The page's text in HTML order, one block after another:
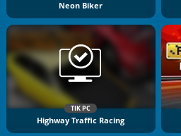
Neon Biker
TIK PC
Highway Traffic Racing